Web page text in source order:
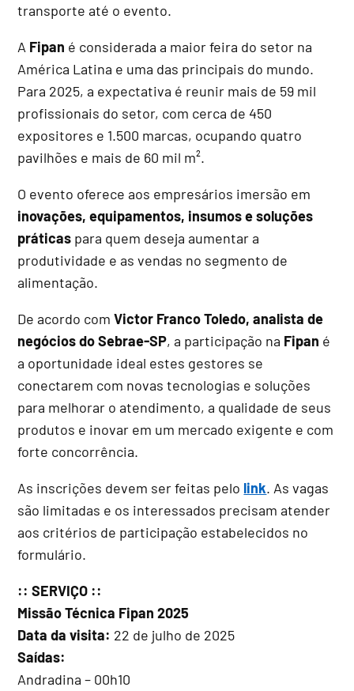
transporte até o evento.
A Fipan é considerada a maior feira do setor na
América Latina e uma das principais do mundo.
Para 2025, a expectativa é reunir mais de 59 mil
profissionais do setor, com cerca de 450
expositores e 1.500 marcas, ocupando quatro
pavilhões e mais de 60 mil m².
O evento oferece aos empresários imersão em
inovações, equipamentos, insumos e soluções
práticas para quem deseja aumentar a
produtividade e as vendas no segmento de
alimentação.
De acordo comVictor Franco Toledo, analista de
negócios do Sebrae-SP, a participação na Fipan é
a oportunidade ideal estes gestores se
conectarem com novas tecnologias e soluções
para melhorar o atendimento, a qualidade de seus
produtos e inovar em um mercado exigente e com
forte concorrência.
As inscrições devem ser feitas pelo link. As vagas
são limitadas e os interessados precisam atender
aos critérios de participação estabelecidos no
formulário.
:: SERVIÇO ::
Missão Técnica Fipan 2025
Data da visita: 22 de julho de 2025
Saídas:
Andradina – 00h10